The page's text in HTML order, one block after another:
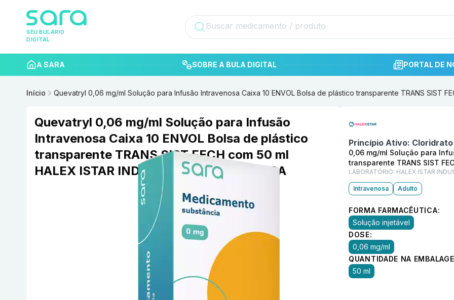
SEU BULÁRIO
DIGITAL
A SARA SOBRE A BULA DIGITAL PORTAL DE
Início Quevatryl 0,06 mg/ml Solução para Infusão Intravenosa Caixa 10 ENVOL Bolsa de plástico transparente TRANS SIST
Quevatryl 0,06 mg/ml Solução para Infusão
Intravenosa Caixa 10 ENVOL Bolsa de plástico
transparente TRANS SIST FECH com 50 ml
HALEX ISTAR INDUSTRIA FARMACEUTICA
Princípio Ativo:
0,06 mg/ml Solução para
transparente TRANS SIST
LABORATÓRIO: HALEX ISTAR
Intravenosa Adulto
FORMA FARMACÊUTICA:
Solução injetável
DOSE:
0,06 mg/ml
QUANTIDADE NA
50 ml